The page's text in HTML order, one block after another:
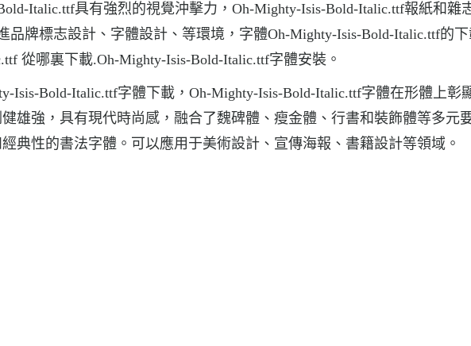
Italic.ttf具有強烈的視覺沖擊力，Oh-Mighty-Isis-Bold-Italic.ttf報紙和雜
品牌標志設計、字體設計、等環境，字體Oh-Mighty-Isis-Bold-Italic.ttf的
從哪裏下載.Oh-Mighty-Isis-Bold-Italic.ttf字體安裝。
Isis-Bold-Italic.ttf字體下載，Oh-Mighty-Isis-Bold-Italic.ttf字體在形體上彰
雄強，具有現代時尚感，融合了魏碑體、瘦金體、行書和裝飾體等多元
典性的書法字體。可以應用于美術設計、宣傳海報、書籍設計等領域。